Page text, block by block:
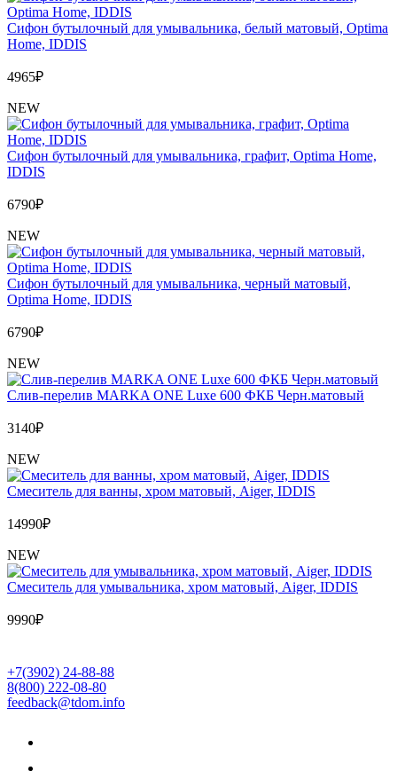
Сифон бутылочный для умывальника, белый матовый, Optima
Home, IDDIS
4965₽
NEW
Сифон бутылочный для умывальника, графит, Optima Home,
IDDIS
6790₽
NEW
Сифон бутылочный для умывальника, черный матовый,
Optima Home, IDDIS
6790₽
NEW
Слив-перелив MARKA ONE Luxe 600 ФКБ Черн.матовый
3140₽
NEW
Cмеситель для ванны, хром матовый, Aiger, IDDIS
14990₽
NEW
Cмеситель для умывальника, хром матовый, Aiger, IDDIS
9990₽
+7(3902) 24-88-88
8(800) 222-08-80
feedback@tdom.info